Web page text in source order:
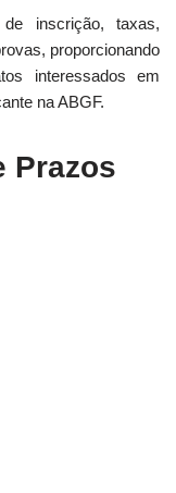
inscrição, taxas,
proporcionando
interessados em
na ABGF.
Prazos